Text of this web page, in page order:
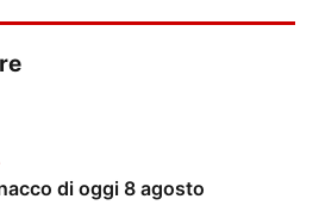
di oggi 8 agosto